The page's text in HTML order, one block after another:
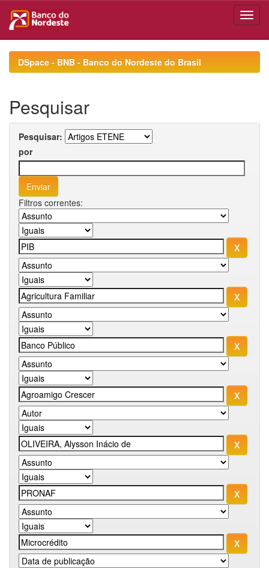
navigationDSpace - BNB - Banco do Nordeste do Brasil
Pesquisar
Pesquisar:
por
Filtros correntes: